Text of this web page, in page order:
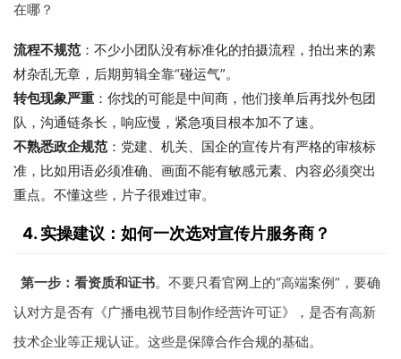
在哪？
流程不规范：不少小团队没有标准化的拍摄流程，拍出来的素
材杂乱无章，后期剪辑全靠“碰运气”。
转包现象严重 ：你找的可能是中间商，他们接单后再找外包团
队，沟通链条长，响应慢，紧急项目根本加不了速。
不熟悉政企规范：党建、机关、国企的宣传片有严格的审核标
准，比如用语必须准确、画面不能有敏感元素、内容必须突出
重点。不懂这些，片子很难过审。
4. 实操建议：如何一次选对宣传片服务商？
第一步：看资质和证书。不要只看官网上的“高端案例”，要确
认对方是否有《广播电视节目制作经营许可证》，是否有高新
技术企业等正规认证。这些是保障合作合规的基础。